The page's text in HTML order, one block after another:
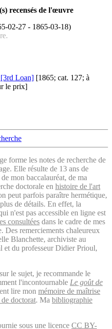
recensés de l'œuvre
02-27 - 1865-03-18)
Loan] [1865; cat. 127; à
le prix]
forme les notes de recherche de
Elle résulte de 13 ans de
mon baccalauréat, de ma
doctorale en histoire de l'art
peut parfois paraître hermétique,
de détails. En effet, la
n'est pas accessible en ligne est
consultées dans le cadre de mes
Des remerciements chaleureux
Blanchette, archiviste au
et du professeur Didier Prioul,
le sujet, je recommande le
l'incontournable Le goût de
lire mon mémoire de maîtrise
doctorat. Ma bibliographie
sous une licence CC BY-